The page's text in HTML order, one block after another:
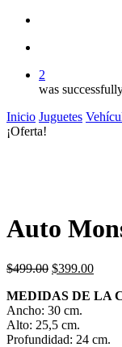
2
was
Inicio Juguetes
¡Oferta!
Auto
$499.00 El
original
era:
$499.00.
$399.00El
actual
MEDIDAS DE LA
Ancho: 30 cm.
Alto: 25,5 cm.
Profundidad: 24 cm.